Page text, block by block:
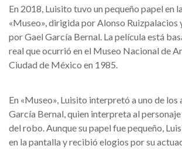
En 2018, Luisito tuvo un pequeño papel en
«Museo», dirigida por Alonso Ruizpalacios
por Gael García Bernal. La película está
real que ocurrió en el Museo Nacional de
Ciudad de México en 1985.
En «Museo», Luisito interpretó a uno de los
García Bernal, quien interpreta al
del robo. Aunque su papel fue pequeño,
en la pantalla y recibió elogios por su